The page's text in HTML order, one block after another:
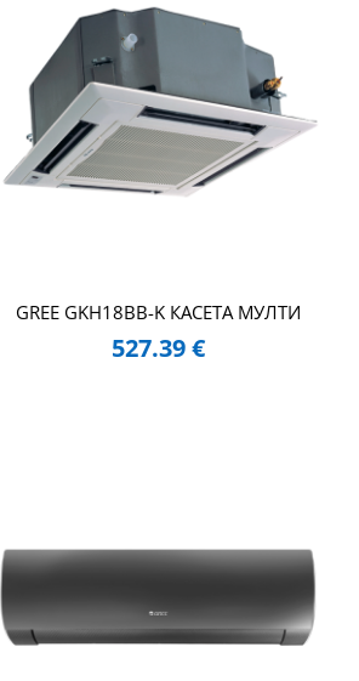
GREE GKH18BB-K КАСЕТА МУЛТИ
527.39€